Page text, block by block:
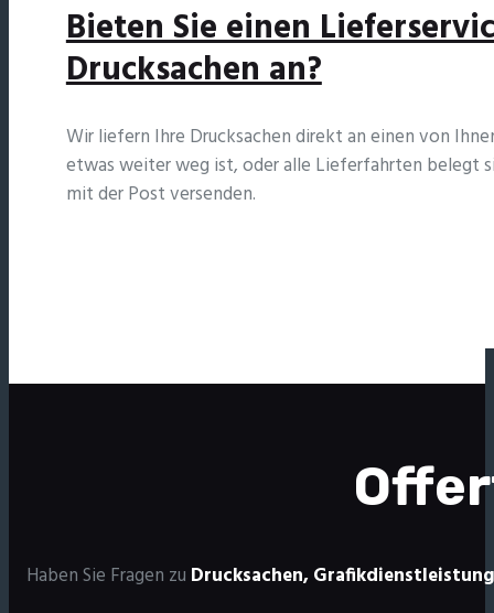
Bieten Sie einen
Drucksachen an?
Wir liefern Ihre Drucksachen direkt an einen von
etwas weiter weg ist, oder alle Lieferfahrten belegt
mit der Post versenden.
Haben Sie Fragen zu Drucksachen,